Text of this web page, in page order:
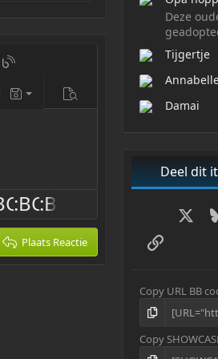
item invoegen
artikel invoegen
Blog inzending invoegen
code aan/uit
ConceptenBekijk
Plaats Reactie
Deze
Tijgertje
Damai
Deel dit
Facebook
Link
Copy URL BB
Copy